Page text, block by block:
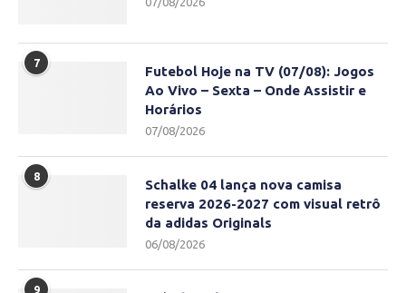
7
Futebol Hoje na TV (07/08): Jogos
Ao Vivo – Sexta – Onde Assistir e
Horários
07/08/2026
8
Schalke 04 lança nova camisa
reserva 2026-2027 com visual retrô
da adidas Originals
06/08/2026
9